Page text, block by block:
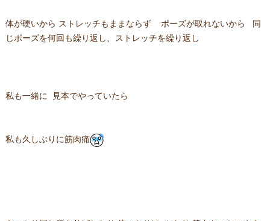
体が硬いから ストレッチもままならず ポーズが取れないから 同
じポーズを何回も繰り返し、ストレッチを繰り返し
私も一緒に 見本でやっていたら
私も久しぶりに筋肉痛